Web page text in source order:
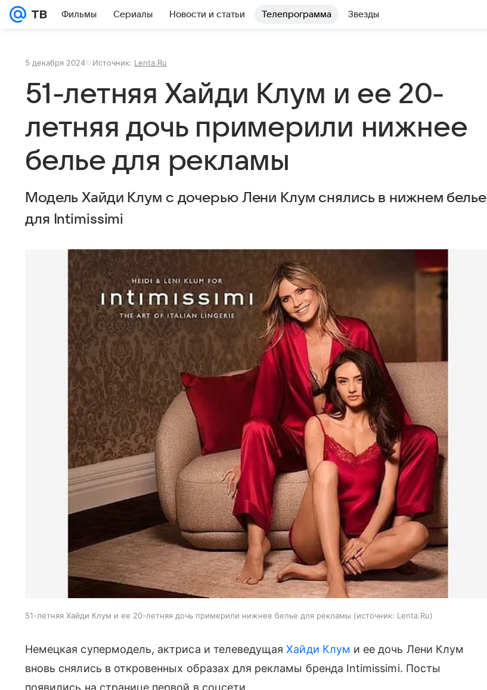
Фильмы Сериалы Новости и статьи Телепрограмма Звезды
5 декабря 2024 Источник: Lenta.Ru
51-летняя Хайди Клум и ее 20-
летняя дочь примерили нижнее
белье для рекламы
Модель Хайди Клум с дочерью Лени Клум снялись в нижнем белье
для Intimissimi
51-летняя Хайди Клум и ее 20-летняя дочь примерили нижнее белье для рекламы источник: Lenta.Ru
Немецкая супермодель, актриса и телеведущаяХайди Клум и ее дочь Лени Клум
вновь снялись в откровенных образах для рекламы бренда Intimissimi. Посты
появились на странице первой в соцсети.